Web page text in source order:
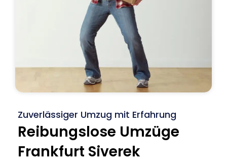
Zuverlässiger Umzug mit Erfahrung
Reibungslose Umzüge
Frankfurt Siverek